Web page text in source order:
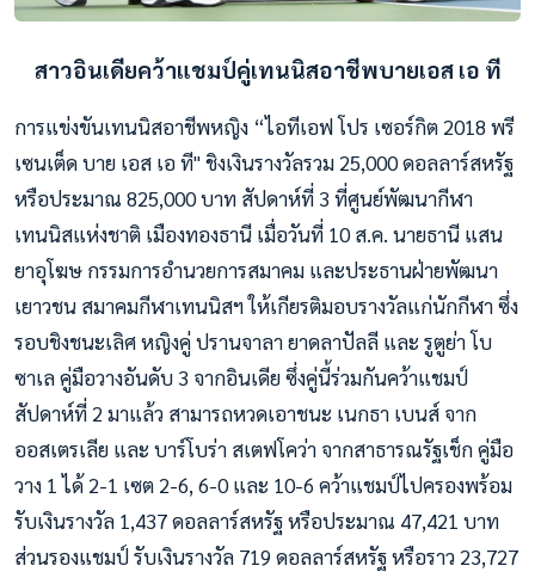
สาวอินเดียคว้าแชมป์คู่เทนนิสอาชีพบายเอส เอ ที
การแข่งขันเทนนิสอาชีพหญิง “ไอทีเอฟ โปร เซอร์กิต 2018 พรี
เซนเต็ด บาย เอส เอ ที" ชิงเงินรางวัลรวม 25,000 ดอลลาร์สหรัฐ
หรือประมาณ 825,000 บาท สัปดาห์ที่ 3 ที่ศูนย์พัฒนากีฬา
เทนนิสแห่งชาติ เมืองทองธานี เมื่อวันที่ 10 ส.ค. นายธานี แสน
ยาอุโฆษ กรรมการอำนวยการสมาคม และประธานฝ่ายพัฒนา
เยาวชน สมาคมกีฬาเทนนิสฯ ให้เกียรติมอบรางวัลแก่นักกีฬา ซึ่ง
รอบชิงชนะเลิศ หญิงคู่ ปรานจาลา ยาดลาปัลลี และ รูตูย่า โบ
ซาเล คู่มือวางอันดับ 3 จากอินเดีย ซึ่งคู่นี้ร่วมกันคว้าแชมป์
สัปดาห์ที่ 2 มาแล้ว สามารถหวดเอาชนะ เนกธา เบนส์ จาก
ออสเตรเลีย และ บาร์โบร่า สเตฟโคว่า จากสาธารณรัฐเช็ก คู่มือ
วาง 1 ได้ 2-1 เซต 2-6, 6-0 และ 10-6 คว้าแชมป์ไปครองพร้อม
รับเงินรางวัล 1,437 ดอลลาร์สหรัฐ หรือประมาณ 47,421 บาท
ส่วนรองแชมป์ รับเงินรางวัล 719 ดอลลาร์สหรัฐ หรือราว 23,727